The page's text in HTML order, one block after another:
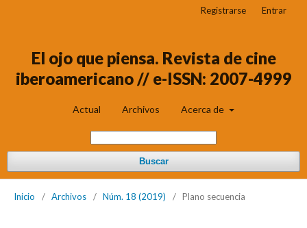
El ojo que piensa. Revista de cine
iberoamericano // e-ISSN: 2007-4999
Actual Archivos Acerca de
Buscar
Registrarse Entrar
Inicio / Archivos / Núm. 18 (2019) / Plano secuencia